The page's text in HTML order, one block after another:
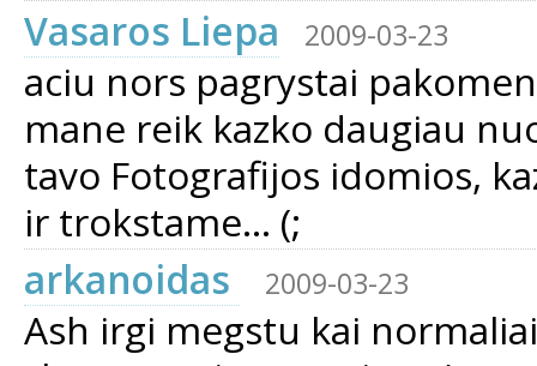
Vasaros Liepa
2009-03-23
aciu nors pagrystai
mane reik kazko daugiau
tavo Fotografijos idomios,
ir trokstame... (;
arkanoidas
2009-03-23
Ash irgi megstu kai